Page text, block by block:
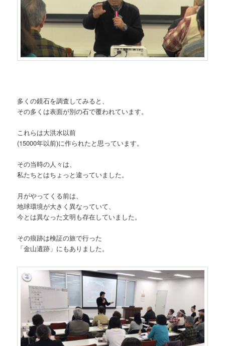
多くの鏡石を調査してみると、
その多くは表面が別の石で覆われています。
これらは大洪水以前
(15000年以前)に作られたと思っています。
その当時の人々は、
私たちとはちょっと違っていました。
月がやってくる前は、
地球環境が大きく異なっていて、
今とは異なった文明も存在していました。
その痕跡は検証の旅で行った
「金山遺跡」にもありました。